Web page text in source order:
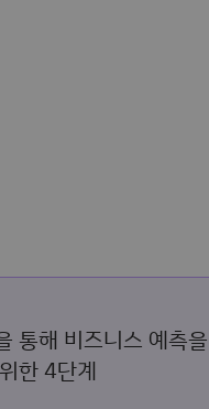
통해 비즈니스 예측
한 4단계